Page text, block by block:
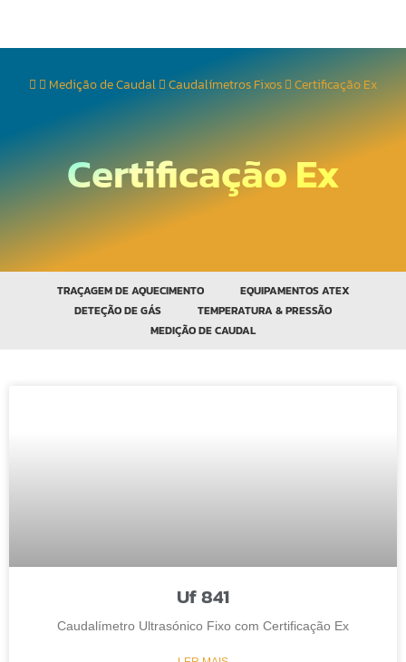
Medição de Caudal Caudalímetros Fixos Certificação Ex
Certificação Ex
TRAÇAGEM DE AQUECIMENTO
EQUIPAMENTOS ATEX
DETEÇÃO DE GÁS
TEMPERATURA & PRESSÃO
MEDIÇÃO DE CAUDAL
Uf 841
Caudalímetro Ultrasónico Fixo com Certificação Ex